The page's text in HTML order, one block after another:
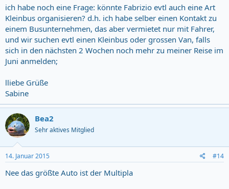
ich habe noch eine Frage: könnte Fabrizio evtl auch eine Art
Kleinbus organisieren? d.h. ich habe selber einen Kontakt zu
einem Busunternehmen, das aber vermietet nur mit Fahrer,
und wir suchen evtl einen Kleinbus oder grossen Van, falls
sich in den nächsten 2 Wochen noch mehr zu meiner Reise im
Juni anmelden;
lliebe Grüße
Sabine
Bea2
Sehr aktives Mitglied
14. Januar 2015 #14
Nee das größte Auto ist der Multipla